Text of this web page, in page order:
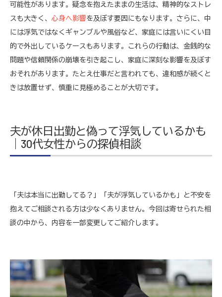
可能性があります。疑念を抱えたままの生活は、精神的なストレ
スも大きく、 心身へ影響を及ぼす要因にもなります。さらに、中
には浮気ではなくギャンブルや風俗など、家庭には言いにくい目
的で外出しているケースもあります。これらの行動は、金銭的な
問題や信頼関係の崩壊を引き起こし、家庭に深刻な影響を及ぼす
おそれがあります。たとえ仕事だと言われても、違和感が続くと
きは放置せず、慎重に見極めることが大切です。
夫が休日出勤と偽って浮気しているかも
｜30代女性からの探偵相談
「夫は本当に出勤してる？」「夫が浮気しているかも」と不安を
抱えてご相談される方は少なくありません。今回は寄せられた相
談の中から、内容を一部変更してご紹介します。